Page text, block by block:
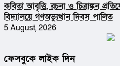
কবিতা আবৃত্তি, রচনা ও চিত্রাঙ্কন
বিদ্যালয়ে গণঅভ্যুত্থান দিবস পালিত
5 August, 2026
ফেসবুকে লাইক দিন